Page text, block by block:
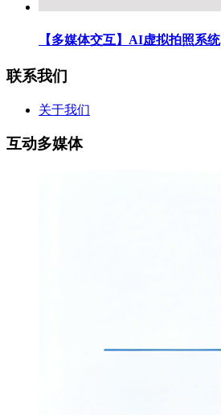
【多媒体交互】AI虚拟拍照系统
联系我们
关于我们
互动多媒体